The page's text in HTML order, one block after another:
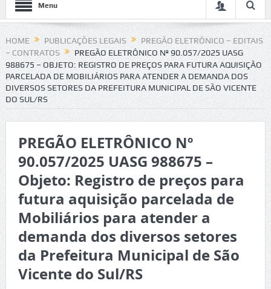
Menu
HOME PUBLICAÇÕES LEGAIS
PREGÃO ELETRÔNICO – EDITAIS
– CONTRATOS
PREGÃO ELETRÔNICO Nº 90.057/2025 UASG
988675 – OBJETO: REGISTRO DE PREÇOS PARA FUTURA AQUISIÇÃO
PARCELADA DE MOBILIÁRIOS PARA ATENDER A DEMANDA DOS
DIVERSOS SETORES DA PREFEITURA MUNICIPAL DE SÃO VICENTE
DO SUL/RS
PREGÃO ELETRÔNICO Nº
90.057/2025 UASG 988675 –
Objeto: Registro de preços para
futura aquisição parcelada de
Mobiliários para atender a
demanda dos diversos setores
da Prefeitura Municipal de São
Vicente do Sul/RS